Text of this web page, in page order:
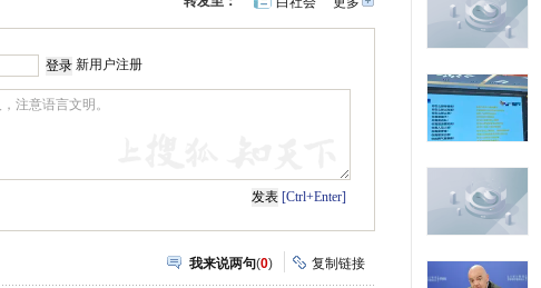
新用户注册
[Ctrl+Enter]
我来说两句(0) 复制链接